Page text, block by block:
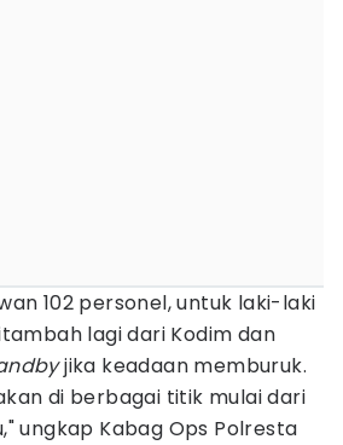
102 personel, untuk laki-laki
lagi dari Kodim dan
jika keadaan memburuk.
di berbagai titik mulai dari
ungkap Kabag Ops Polresta